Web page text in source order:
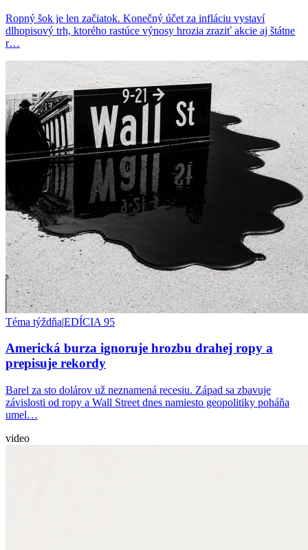
Ropný šok je len začiatok. Konečný účet za infláciu vystaví
dlhopisový trh, ktorého rastúce výnosy hrozia zraziť akcie aj štátne
r…
Téma týždňa|EDÍCIA 95
Americká burza ignoruje hrozbu drahej ropy a
prepisuje rekordy
Barel za sto dolárov už neznamená recesiu. Západ sa zbavuje
závislosti od ropy a Wall Street dnes namiesto geopolitiky poháňa
umel…
video